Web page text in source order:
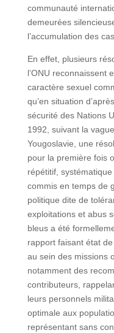
communauté
demeurées
l’accumulation des
En effet, plusieurs
l’ONU reconnaissent
caractère sexuel
qu’en situation
sécurité des Nations
1992, suivant la
Yougoslavie, une
pour la première fois
répétitif,
commis en temps de
politique dite de
exploitations et abus
bleus a été
rapport faisant état
au sein des missions
notamment des
contributeurs,
leurs personnels
optimale aux
représentant sans